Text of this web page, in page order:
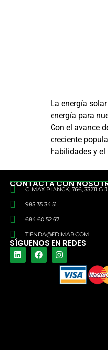
La energía
energía para
Con el avance
creciente
habilidades y el
CONTACTA CON
C. MAX PLANCK, 766, 33211
985 35 34 51
684 60 52 67
TIENDA@EDIMAR.COM
SÍGUENOS EN REDES